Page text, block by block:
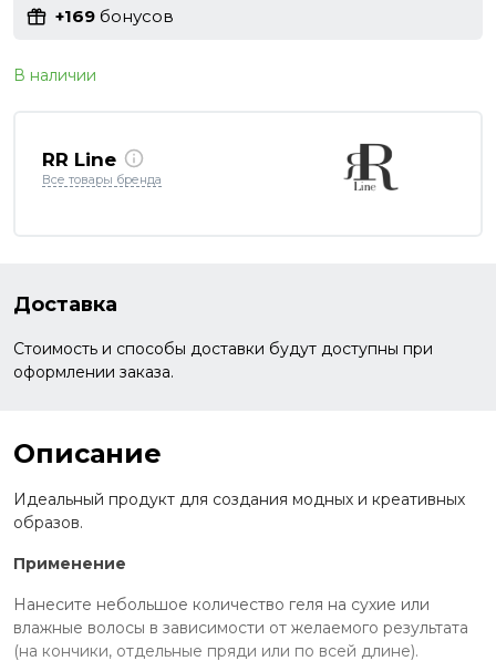
+169 бонусов
В наличии
RR Line
Все товары бренда
Доставка
Стоимость и способы доставки будут доступны при
оформлении заказа.
Описание
Идеальный продукт для создания модных и креативных
образов.
Применение
Нанесите небольшое количество геля на сухие или
влажные волосы в зависимости от желаемого результата
(на кончики, отдельные пряди или по всей длине).